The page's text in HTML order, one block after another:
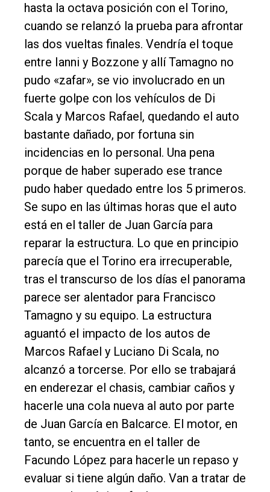
hasta la octava posición con el Torino,
cuando se relanzó la prueba para afrontar
las dos vueltas finales. Vendría el toque
entre Ianni y Bozzone y allí Tamagno no
pudo «zafar», se vio involucrado en un
fuerte golpe con los vehículos de Di
Scala y Marcos Rafael, quedando el auto
bastante dañado, por fortuna sin
incidencias en lo personal. Una pena
porque de haber superado ese trance
pudo haber quedado entre los 5 primeros.
Se supo en las últimas horas que el auto
está en el taller de Juan García para
reparar la estructura. Lo que en principio
parecía que el Torino era irrecuperable,
tras el transcurso de los días el panorama
parece ser alentador para Francisco
Tamagno y su equipo. La estructura
aguantó el impacto de los autos de
Marcos Rafael y Luciano Di Scala, no
alcanzó a torcerse. Por ello se trabajará
en enderezar el chasis, cambiar caños y
hacerle una cola nueva al auto por parte
de Juan García en Balcarce. El motor, en
tanto, se encuentra en el taller de
Facundo López para hacerle un repaso y
evaluar si tiene algún daño. Van a tratar de